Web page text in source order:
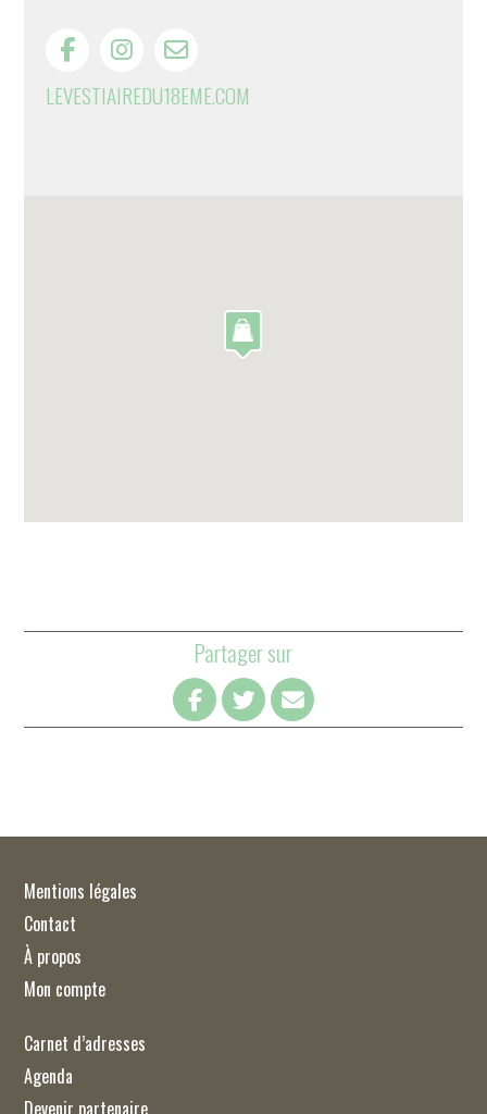
LEVESTIAIREDU18EME.COM
Partager sur
Mentions légales
Contact
À propos
Mon compte
Carnet d’adresses
Agenda
Devenir partenaire